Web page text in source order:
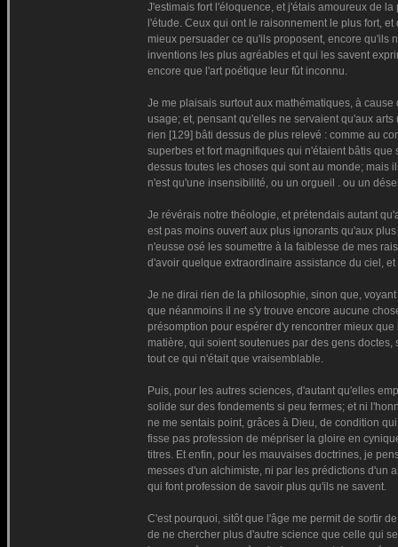
J'estimais fort l'éloquence, et j'étais amoureux de
l'étude. Ceux qui ont le raisonnement le plus fort,
mieux persuader ce qu'ils proposent, encore qu'ils
inventions les plus agréables et qui les savent
encore que l'art poétique leur fût inconnu.
Je me plaisais surtout aux mathématiques, à
usage; et, pensant qu'elles ne servaient qu'aux
rien [129] bâti dessus de plus relevé : comme au
superbes et fort magnifiques qui n'étaient bâtis
dessus toutes les choses qui sont au monde; mais
n'est qu'une insensibilité, ou un orgueil . ou un
Je révérais notre théologie, et prétendais autant
est pas moins ouvert aux plus ignorants qu'aux
n'eusse osé les soumettre à la faiblesse de mes
d'avoir quelque extraordinaire assistance du ciel,
Je ne dirai rien de la philosophie, sinon que,
que néanmoins il ne s'y trouve encore aucune
présomption pour espérer d'y rencontrer mieux
matière, qui soient soutenues par des gens
tout ce qui n'était que vraisemblable.
Puis, pour les autres sciences, d'autant qu'elles
solide sur des fondements si peu fermes; et ni
ne me sentais point, grâces à Dieu, de condition
fisse pas profession de mépriser la gloire en
titres. Et enfin, pour les mauvaises doctrines, je
messes d'un alchimiste, ni par les prédictions d'un
qui font profession de savoir plus qu'ils ne savent.
C'est pourquoi, sitôt que l'âge me permit de sortir
de ne chercher plus d'autre science que celle qui